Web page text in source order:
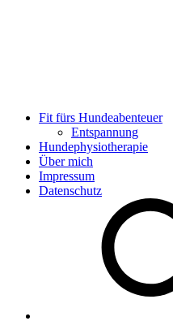
Fit fürs Hundeabenteuer
Entspannung
Hundephysiotherapie
Über mich
Impressum
Datenschutz